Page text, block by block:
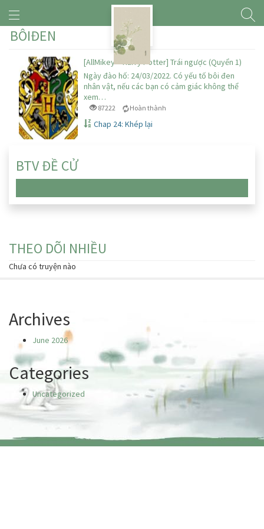
BÔIĐEN
[AllMikey – Harry Potter] Trái ngược (Quyển 1)
Ngày đào hố: 24/03/2022. Có yếu tố bôi đen
nhân vật, nếu các bạn có cảm giác không thể
xem…
87222 Hoàn thành
Chap 24: Khép lại
BTV ĐỀ CỬ
THEO DÕI NHIỀU
Chưa có truyện nào
Archives
June 2026
Categories
Uncategorized